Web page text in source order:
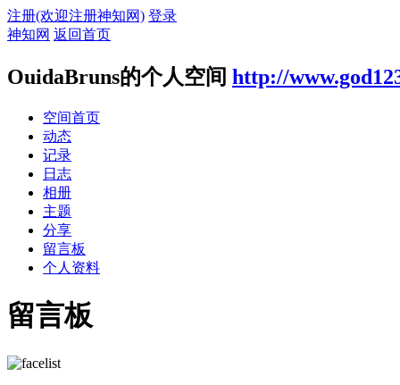
注册(欢迎注册神知网) 登录
神知网 返回首页
OuidaBruns的个人空间 http://
空间首页
动态
记录
日志
相册
主题
分享
留言板
个人资料
留言板